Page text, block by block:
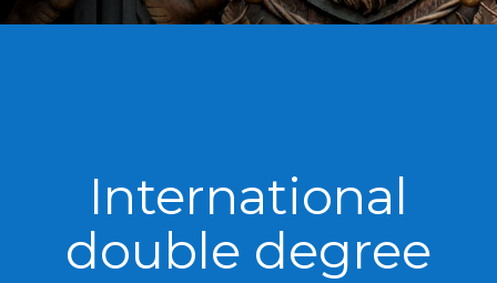
International
double degree